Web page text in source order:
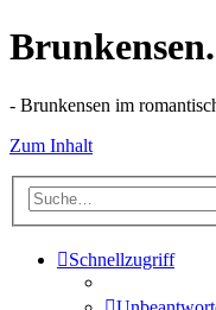
- Brunkensen im
Zum Inhalt
Schnellzugriff